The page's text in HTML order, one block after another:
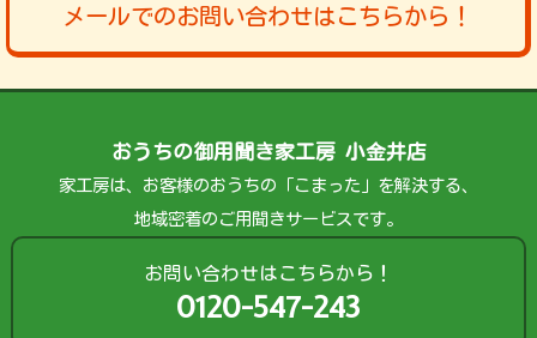
メールでのお問い合わせはこちらから！
おうちの御用聞き家工房 小金井店
家工房は、お客様のおうちの「こまった」を解決する、
地域密着のご用聞きサービスです。
お問い合わせはこちらから！
0120-547-243